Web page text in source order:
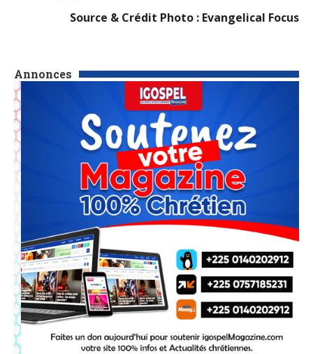
Annonces
Source & Crédit Photo : Evangelical Focus